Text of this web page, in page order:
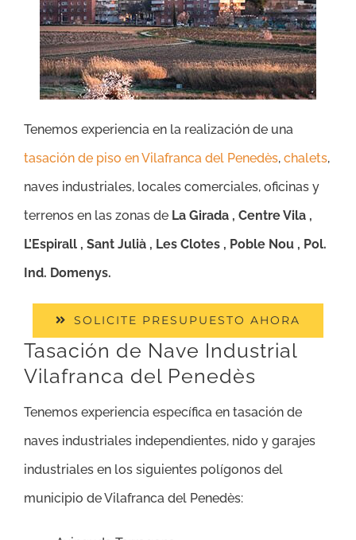
Tenemos experiencia en la realización de una
tasación de piso en Vilafranca del Penedès, chalets,
naves industriales, locales comerciales, oficinas y
terrenos en las zonas de La Girada , Centre Vila ,
L’Espirall , Sant Julià , Les Clotes , Poble Nou , Pol.
Ind. Domenys.
SOLICITE PRESUPUESTO AHORA
Tasación de Nave Industrial
Vilafranca del Penedès
Tenemos experiencia específica en tasación de
naves industriales independientes, nido y garajes
industriales en los siguientes polígonos del
municipio de Vilafranca del Penedès: